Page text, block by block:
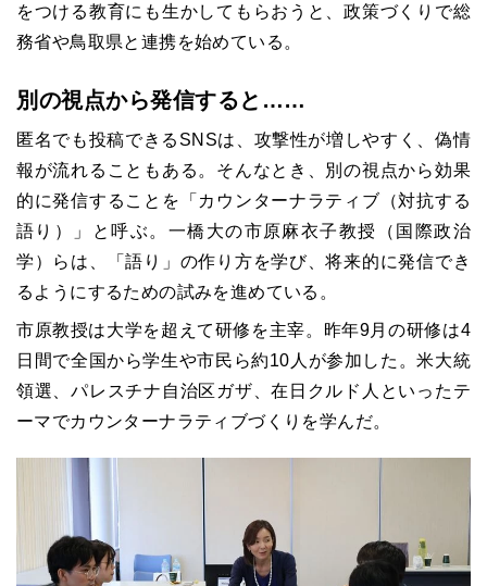
をつける教育にも生かしてもらおうと、政策づくりで総
務省や鳥取県と連携を始めている。
別の視点から発信すると……
匿名でも投稿できるSNSは、攻撃性が増しやすく、偽情
報が流れることもある。そんなとき、別の視点から効果
的に発信することを「カウンターナラティブ（対抗する
語り）」と呼ぶ。一橋大の市原麻衣子教授（国際政治
学）らは、「語り」の作り方を学び、将来的に発信でき
るようにするための試みを進めている。
市原教授は大学を超えて研修を主宰。昨年9月の研修は4
日間で全国から学生や市民ら約10人が参加した。米大統
領選、パレスチナ自治区ガザ、在日クルド人といったテ
ーマでカウンターナラティブづくりを学んだ。